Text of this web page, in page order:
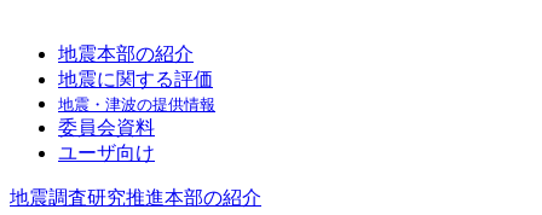
地震本部の紹介
地震に関する評価
地震・津波の提供情報
委員会資料
ユーザ向け
地震調査研究推進本部の紹介